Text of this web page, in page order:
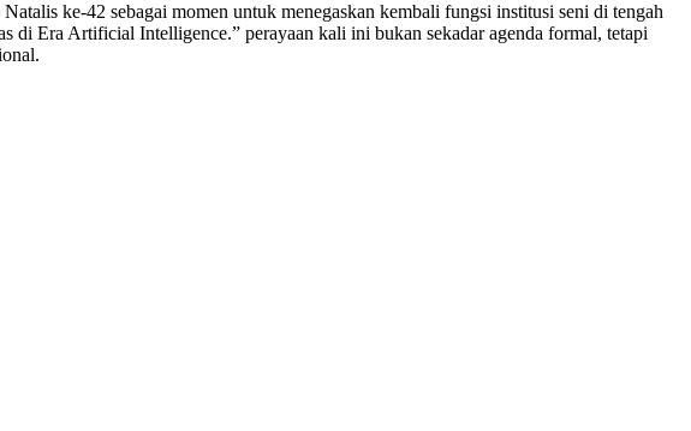
ke-42 sebagai momen untuk menegaskan kembali fungsi institusi seni di tengah
Era Artificial Intelligence.” perayaan kali ini bukan sekadar agenda formal, tetapi